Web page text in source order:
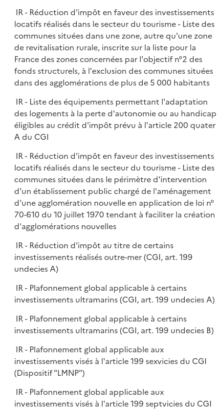
IR - Réduction d'impôt en faveur des investissements
locatifs réalisés dans le secteur du tourisme - Liste des
communes situées dans une zone, autre qu'une zone
de revitalisation rurale, inscrite sur la liste pour la
France des zones concernées par l'objectif n°2 des
fonds structurels, à l'exclusion des communes situées
dans des agglomérations de plus de 5 000 habitants
IR - Liste des équipements permettant l'adaptation
des logements à la perte d'autonomie ou au handicap
éligibles au crédit d'impôt prévu à l'article 200 quater
A du CGI
IR - Réduction d'impôt en faveur des investissements
locatifs réalisés dans le secteur du tourisme - Liste des
communes situées dans le périmètre d'intervention
d'un établissement public chargé de l'aménagement
d'une agglomération nouvelle en application de loi n°
70-610 du 10 juillet 1970 tendant à faciliter la création
d'agglomérations nouvelles
IR - Réduction d’impôt au titre de certains
investissements réalisés outre-mer (CGI, art. 199
undecies A)
IR - Plafonnement global applicable à certains
investissements ultramarins (CGI, art. 199 undecies A)
IR - Plafonnement global applicable à certains
investissements ultramarins (CGI, art. 199 undecies B)
IR - Plafonnement global applicable aux
investissements visés à l'article 199 sexvicies du CGI
(Dispositif "LMNP")
IR - Plafonnement global applicable aux
investissements visés à l'article 199 septvicies du CGI